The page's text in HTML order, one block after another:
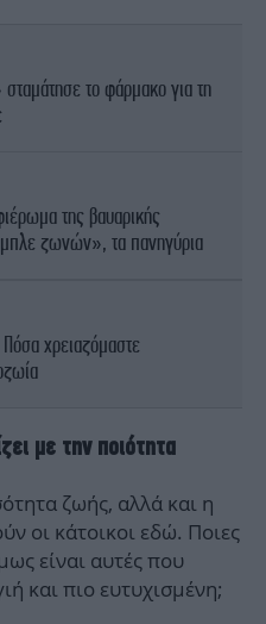
το φάρμακο για τη
της βαυαρικής
ζωνών», τα πανηγύρια
χρειαζόμαστε
με την ποιότητα
ζωής, αλλά και η
οι κάτοικοι εδώ. Ποιες
είναι αυτές που
και πιο ευτυχισμένη;